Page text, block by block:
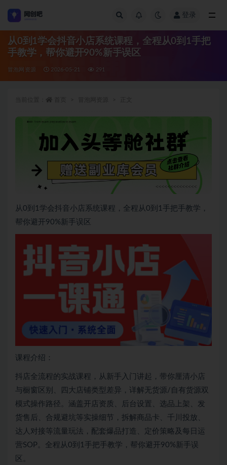
登录
从0到1学会抖音小店系统课程，全程从0到1手把
手教学，帮你避开90%新手误区
冒泡网资源 2026-05-21 291
从0到1学会抖音小店系统课程，全程从0到1手把手教学，
帮你避开90%新手误区
课程介绍：
抖店全流程的实战课程，从新手入门讲起，带你厘清小店
与橱窗区别、四大店铺类型差异，详解无货源/自有货源双
模式操作路径。涵盖开店资质、后台设置、选品上架、发
货售后、合规避坑等实操细节，拆解商品卡、千川投放、
达人对接等流量玩法，配套爆品打造、定价策略及每日运
营SOP。全程从0到1手把手教学，帮你避开90%新手误
区。